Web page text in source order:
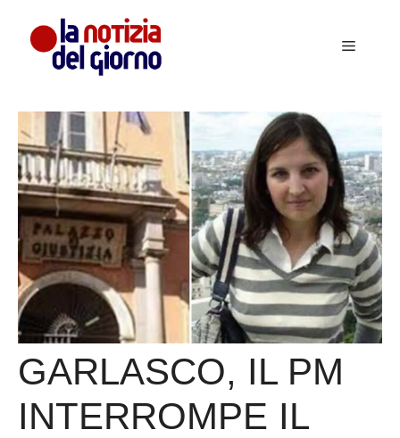
contenuto
Menu
GARLASCO, IL PM
INTERROMPE IL